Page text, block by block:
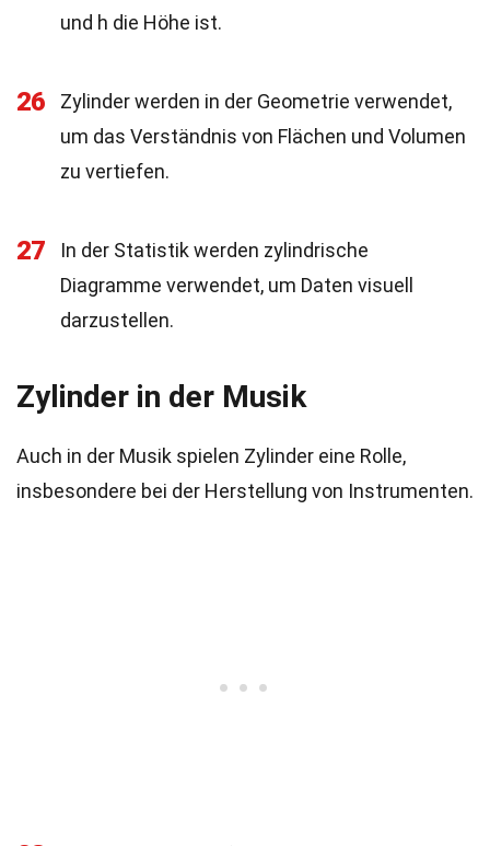
und h die Höhe ist.
26
Zylinder werden in der Geometrie verwendet,
um das Verständnis von Flächen und Volumen
zu vertiefen.
27
In der Statistik werden zylindrische
Diagramme verwendet, um Daten visuell
darzustellen.
Zylinder in der Musik
Auch in der Musik spielen Zylinder eine Rolle,
insbesondere bei der Herstellung von Instrumenten.